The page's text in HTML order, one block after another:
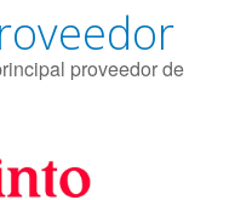
proveedor de